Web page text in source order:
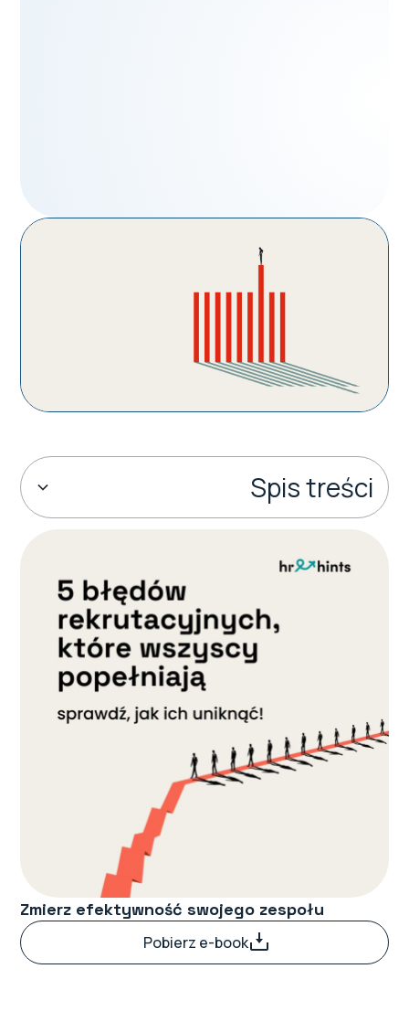
Spis treści
Błędne kryteria oceny
Warto dbać o zaangażowanie
Nowe sposoby oceny
Cele i mierniki jako podstawa
Od rekrutacji do retencji
Zmierz efektywność swojego zespołu
Pobierz e-book